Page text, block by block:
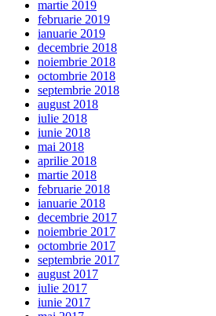
martie 2019
februarie 2019
ianuarie 2019
decembrie 2018
noiembrie 2018
octombrie 2018
septembrie 2018
august 2018
iulie 2018
iunie 2018
mai 2018
aprilie 2018
martie 2018
februarie 2018
ianuarie 2018
decembrie 2017
noiembrie 2017
octombrie 2017
septembrie 2017
august 2017
iulie 2017
iunie 2017